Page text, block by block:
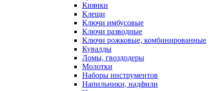
Киянки
Клещи
Ключи имбусовые
Ключи разводные
Ключи рожковые, комбинированные
Кувалды
Ломы, гвоздодеры
Молотки
Наборы инструментов
Напильники, надфили